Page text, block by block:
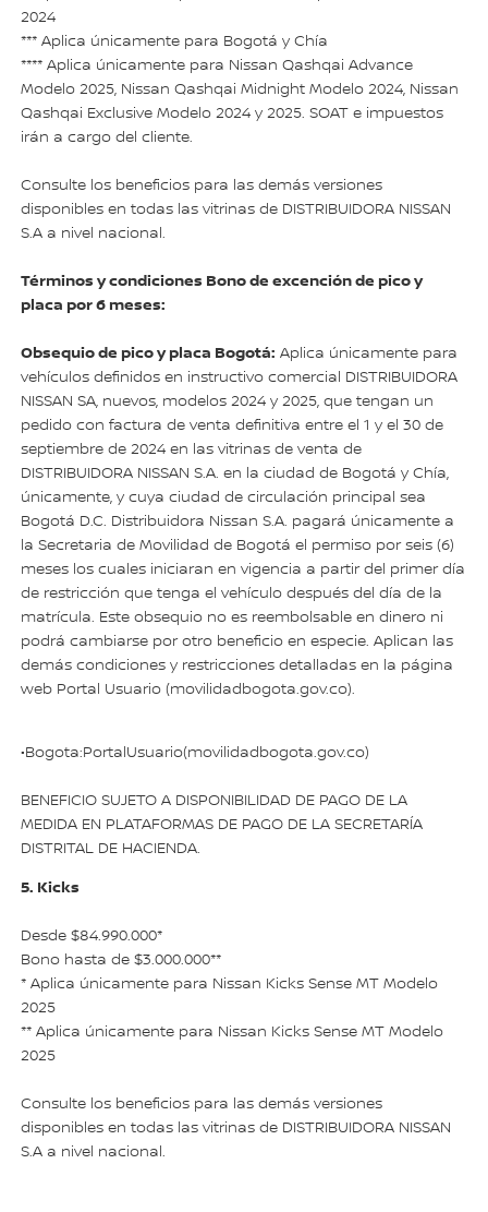
2024
*** Aplica únicamente para Bogotá y Chía
**** Aplica únicamente para Nissan Qashqai Advance
Modelo 2025, Nissan Qashqai Midnight Modelo 2024, Nissan
Qashqai Exclusive Modelo 2024 y 2025. SOAT e impuestos
irán a cargo del cliente.
Consulte los beneficios para las demás versiones
disponibles en todas las vitrinas de DISTRIBUIDORA NISSAN
S.A a nivel nacional.
Términos y condiciones Bono de excención de pico y
placa por 6 meses:
Obsequio de pico y placa Bogotá: Aplica únicamente para
vehículos definidos en instructivo comercial DISTRIBUIDORA
NISSAN SA, nuevos, modelos 2024 y 2025, que tengan un
pedido con factura de venta definitiva entre el 1 y el 30 de
septiembre de 2024 en las vitrinas de venta de
DISTRIBUIDORA NISSAN S.A. en la ciudad de Bogotá y Chía,
únicamente, y cuya ciudad de circulación principal sea
Bogotá D.C. Distribuidora Nissan S.A. pagará únicamente a
la Secretaria de Movilidad de Bogotá el permiso por seis (6)
meses los cuales iniciaran en vigencia a partir del primer día
de restricción que tenga el vehículo después del día de la
matrícula. Este obsequio no es reembolsable en dinero ni
podrá cambiarse por otro beneficio en especie. Aplican las
demás condiciones y restricciones detalladas en la página
web Portal Usuario (movilidadbogota.gov.co).
•Bogota:PortalUsuario(movilidadbogota.gov.co)
BENEFICIO SUJETO A DISPONIBILIDAD DE PAGO DE LA
MEDIDA EN PLATAFORMAS DE PAGO DE LA SECRETARÍA
DISTRITAL DE HACIENDA.
5. Kicks
Desde $84.990.000*
Bono hasta de $3.000.000**
* Aplica únicamente para Nissan Kicks Sense MT Modelo
2025
** Aplica únicamente para Nissan Kicks Sense MT Modelo
2025
Consulte los beneficios para las demás versiones
disponibles en todas las vitrinas de DISTRIBUIDORA NISSAN
S.A a nivel nacional.